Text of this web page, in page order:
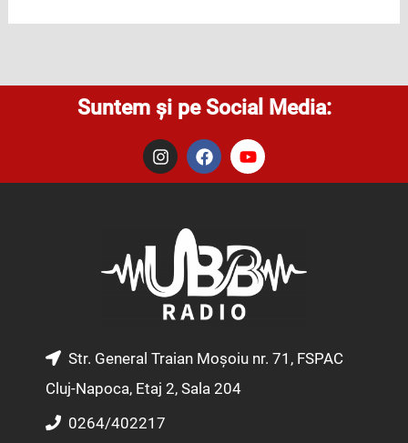
Suntem și pe Social Media:
I
n
s
m
F
a
c
o
k
Y
o
u
e
Str. General Traian Moșoiu nr. 71, FSPAC
Cluj-Napoca, Etaj 2, Sala 204
0264/402217